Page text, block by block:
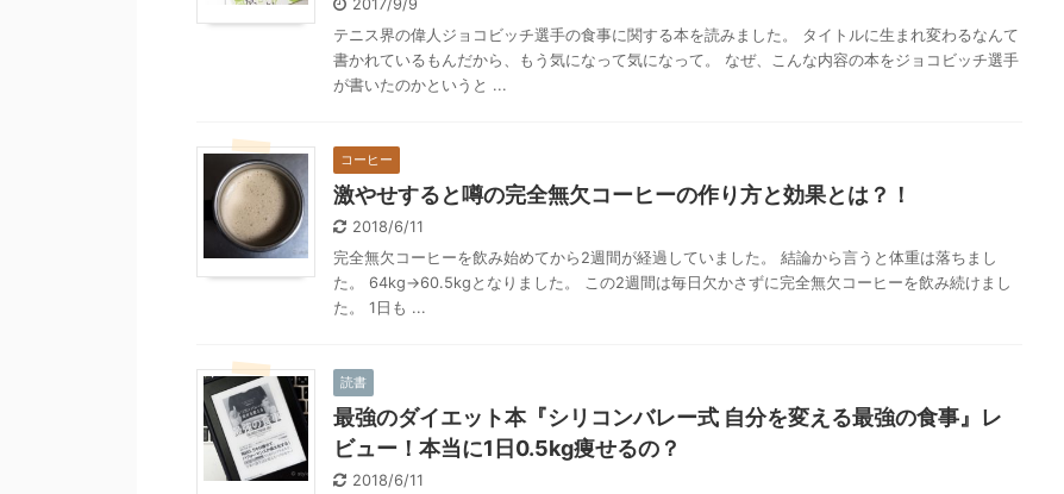
2017/9/9
テニス界の偉人ジョコビッチ選手の食事に関する本を読みました。 タイトルに生まれ変わるなんて
書かれているもんだから、もう気になって気になって。 なぜ、こんな内容の本をジョコビッチ選手
が書いたのかというと ...
コーヒー
激やせすると噂の完全無欠コーヒーの作り方と効果とは？！
2018/6/11
完全無欠コーヒーを飲み始めてから2週間が経過していました。 結論から言うと体重は落ちまし
た。 64kg→60.5kgとなりました。 この2週間は毎日欠かさずに完全無欠コーヒーを飲み続けまし
た。 1日も ...
読書
最強のダイエット本『シリコンバレー式 自分を変える最強の食事』レ
ビュー！本当に1日0.5kg痩せるの？
2018/6/11